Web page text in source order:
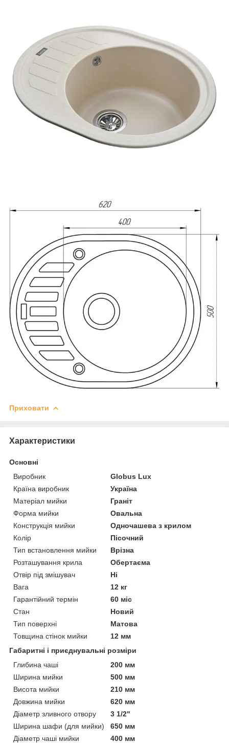
Приховати
Характеристики
Основні
Виробник
Globus Lux
Країна виробник
Україна
Матеріал мийки
Граніт
Форма мийки
Овальна
Конструкція мийки
Одночашева з крилом
Колір
Пісочний
Тип встановлення мийки
Врізна
Розташування крила
Обертаєма
Отвір під змішувач
Ні
Вага
12 кг
Гарантійний термін
60 міс
Стан
Новий
Тип поверхні
Матова
Товщина стінок мийки
12 мм
Габаритні і приєднувальні розміри
Глибина чаші
200 мм
Ширина мийки
500 мм
Висота мийки
210 мм
Довжина мийки
620 мм
Діаметр зливного отвору
3 1/2"
Ширина шафи (для мийки)
650 мм
Діаметр чаші мийки
400 мм